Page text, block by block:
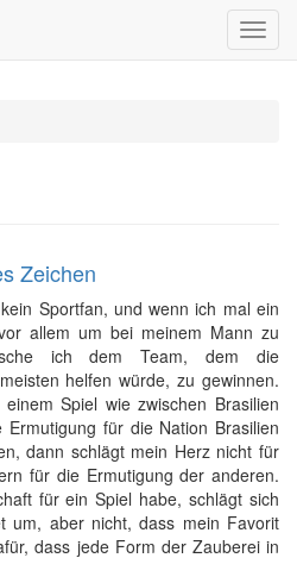
Zeichen
Sportfan, und wenn ich mal ein
allem um bei meinem Mann zu
ich dem Team, dem die
helfen würde, zu gewinnen.
Spiel wie zwischen Brasilien
für die Nation Brasilien
dann schlägt mein Herz nicht für
für die Ermutigung der anderen.
für ein Spiel habe, schlägt sich
um, aber nicht, dass mein Favorit
dass jede Form der Zauberei in